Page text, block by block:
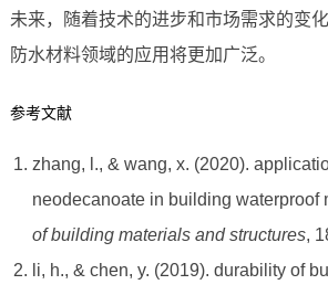
未来，随着技术的进步和市场需求的变
防水材料领域的应用将更加广泛。
参考文献
zhang, l., & wang, x. (2020).
neodecanoate in building waterproof
of building materials and structures,
li, h., & chen, y. (2019). durability of